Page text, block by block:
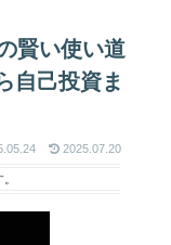
賢い使い道
自己投資ま
2025.07.20